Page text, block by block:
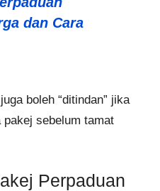
dan Cara
boleh “ditindan” jika
pakej sebelum tamat
Perpaduan